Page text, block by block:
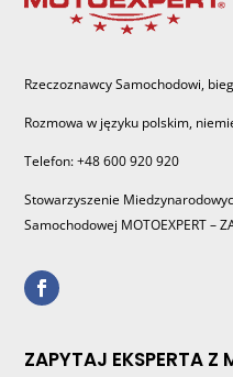
Rzeczoznawcy Samochodowi,
Rozmowa w języku polskim,
Telefon: +48 600 920 920
Stowarzyszenie
Samochodowej MOTOEXPERT –
ZAPYTAJ EKSPERTA Z